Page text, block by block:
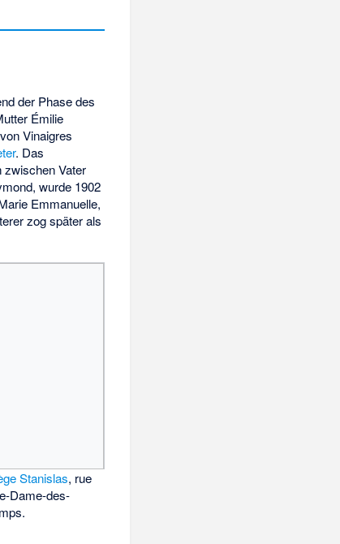
der Phase des
Émilie
Vinaigres
. Das
zwischen Vater
wurde 1902
Emmanuelle,
zog später als
Stanislas, rue
Dame-des-